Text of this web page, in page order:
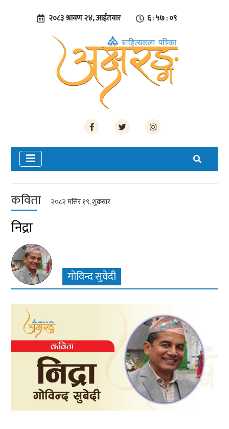
२०८३ श्रावण २४, आईतवार ६ : ५७ : १०
कविता २०८२ मंसिर १९, शुक्रबार
निद्रा
गोविन्द सुवेदी